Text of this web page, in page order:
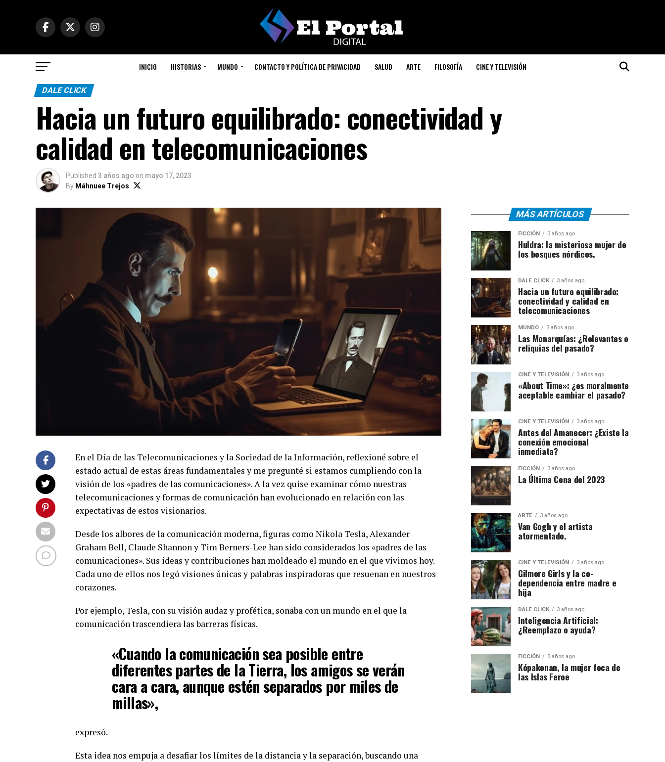
INICIO HISTORIAS MUNDO CONTACTO Y POLÍTICA DE PRIVACIDAD SALUD ARTE FILOSOFÍA CINE Y TELEVISIÓN
DALE CLICK
Hacia un futuro equilibrado: conectividad y
calidad en telecomunicaciones
Published 3 años ago on mayo 17, 2023
By Máhnuee Trejos
En el Día de las Telecomunicaciones y la Sociedad de la Información, reflexioné sobre el
estado actual de estas áreas fundamentales y me pregunté si estamos cumpliendo con la
visión de los «padres de las comunicaciones». A la vez quise examinar cómo nuestras
telecomunicaciones y formas de comunicación han evolucionado en relación con las
expectativas de estos visionarios.
Desde los albores de la comunicación moderna, figuras como Nikola Tesla, Alexander
Graham Bell, Claude Shannon y Tim Berners-Lee han sido considerados los «padres de las
comunicaciones». Sus ideas y contribuciones han moldeado el mundo en el que vivimos hoy.
Cada uno de ellos nos legó visiones únicas y palabras inspiradoras que resuenan en nuestros
corazones.
Por ejemplo, Tesla, con su visión audaz y profética, soñaba con un mundo en el que la
comunicación trascendiera las barreras físicas.
«Cuando la comunicación sea posible entre
diferentes partes de la Tierra, los amigos se verán
cara a cara, aunque estén separados por miles de
millas»,
expresó.
Esta idea nos empuja a desafiar los límites de la distancia y la separación, buscando una
MÁS ARTÍCULOS
FICCIÓN 3 años ago
Huldra: la misteriosa mujer de
los bosques nórdicos.
DALE CLICK 3 años ago
Hacia un futuro equilibrado:
conectividad y calidad en
telecomunicaciones
MUNDO 3 años ago
Las Monarquías: ¿Relevantes o
reliquias del pasado?
CINE Y TELEVISIÓN 3 años ago
«About Time»: ¿es moralmente
aceptable cambiar el pasado?
CINE Y TELEVISIÓN 3 años ago
Antes del Amanecer: ¿Existe la
conexión emocional
inmediata?
FICCIÓN 3 años ago
La Última Cena del 2023
ARTE 3 años ago
Van Gogh y el artista
atormentado.
CINE Y TELEVISIÓN 3 años ago
Gilmore Girls y la co-
dependencia entre madre e
hija
DALE CLICK 3 años ago
Inteligencia Artificial:
¿Reemplazo o ayuda?
FICCIÓN 3 años ago
Kópakonan, la mujer foca de
las Islas Feroe